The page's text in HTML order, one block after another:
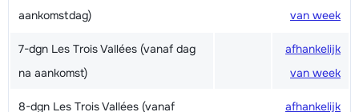
aankomstdag)
van week
7-dgn Les Trois Vallées (vanaf dag
na aankomst)
afhankelijk
van week
8-dgn Les Trois Vallées (vanaf
afhankelijk